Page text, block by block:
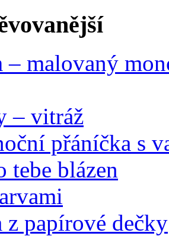
– malovaný
– vitráž
přáníčka s
tebe blázen
z papírové dečky